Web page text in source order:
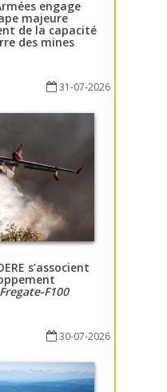
engage
majeure
de la capacité
des mines
31-07-2026
s’associent
Fregate-F100
30-07-2026